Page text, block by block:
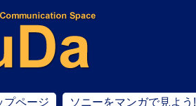
プページ ソニーをマンガで見よう!